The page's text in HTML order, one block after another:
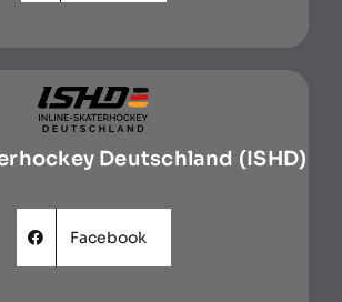
Deutschland (ISHD)
Facebook